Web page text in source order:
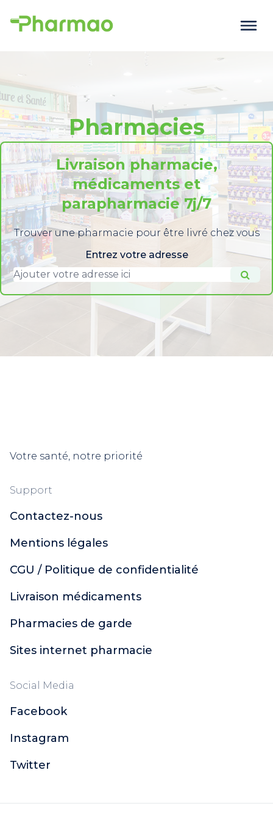
Pharmacies
Livraison pharmacie,
médicaments et
parapharmacie 7j/7
Trouver une pharmacie pour être livré chez vous
Entrez votre adresse
Votre santé, notre priorité
Support
Contactez-nous
Mentions légales
CGU / Politique de confidentialité
Livraison médicaments
Pharmacies de garde
Sites internet pharmacie
Social Media
Facebook
Instagram
Twitter